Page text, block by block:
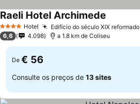
4 EstrelasHotel Edifício do século XIX reformado
Raeli Hotel Archimede
6,6 4.098 a 1.8 km de Coliseu
De € 56
Consulte os preços de 13 sites